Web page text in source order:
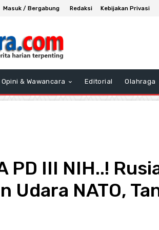
Masuk / Bergabung Redaksi Kebijakan Privasi
Opini & Wawancara Editorial Olahraga
PD III NIH..!
Udara NATO,